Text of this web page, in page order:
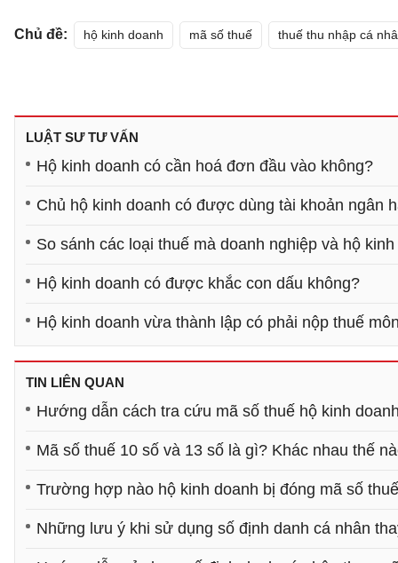
Chủ đề: hộ kinh doanh mã số thuế thuế thu nhập cá
LUẬT SƯ TƯ VẤN
Hộ kinh doanh có cần hoá đơn đầu vào không?
Chủ hộ kinh doanh có được dùng tài khoản ngân
So sánh các loại thuế mà doanh nghiệp và hộ
Hộ kinh doanh có được khắc con dấu không?
Hộ kinh doanh vừa thành lập có phải nộp thuế
TIN LIÊN QUAN
Hướng dẫn cách tra cứu mã số thuế hộ kinh
Mã số thuế 10 số và 13 số là gì? Khác nhau thế
Trường hợp nào hộ kinh doanh bị đóng mã số
Những lưu ý khi sử dụng số định danh cá nhân